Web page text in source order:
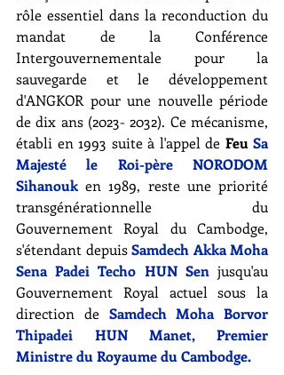
rôle essentiel dans la reconduction du
mandat de la Conférence
Intergouvernementale pour la
sauvegarde et le développement
d'ANGKOR pour une nouvelle période
de dix ans (2023- 2032). Ce mécanisme,
établi en 1993 suite à l'appel de Feu Sa
Majesté le Roi-père NORODOM
Sihanouk en 1989, reste une priorité
transgénérationnelle du
Gouvernement Royal du Cambodge,
s'étendant depuis Samdech Akka Moha
Sena Padei Techo HUN Sen jusqu'au
Gouvernement Royal actuel sous la
direction de Samdech Moha Borvor
Thipadei HUN Manet, Premier
Ministre du Royaume du Cambodge.